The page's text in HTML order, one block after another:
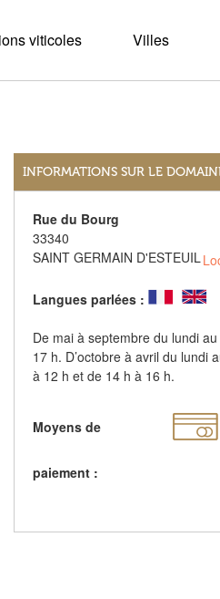
viticoles Villes
INFORMATIONS SUR LE
Rue du Bourg
33340
SAINT GERMAIN D'ESTEUIL
Langues parlées :
De mai à septembre du lundi
17 h. D’octobre à avril du lundi
à 12 h et de 14 h à 16 h.
Moyens de
paiement :